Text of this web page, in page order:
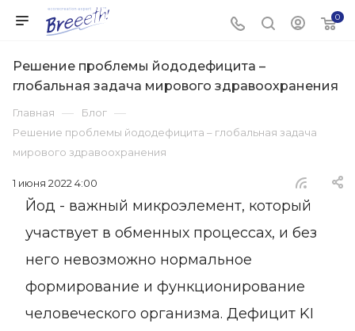
0
Решение проблемы йододефицита –
глобальная задача мирового здравоохранения
Главная — Блог —
Решение проблемы йододефицита – глобальная задача
мирового здравоохранения
1 июня 2022 4:00
Йод - важный микроэлемент, который
участвует в обменных процессах, и без
него невозможно нормальное
формирование и функционирование
человеческого организма. Дефицит KI